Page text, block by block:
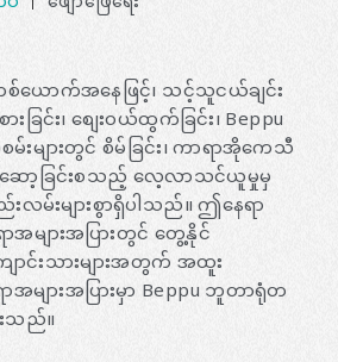
စ်ယောက်အနေဖြင့်၊ သင့်သူငယ်ချင်း
ခြင်း၊ စျေးဝယ်ထွက်ခြင်း၊ Beppu
များတွင် စိမ်ခြင်း၊ ကာရာအိုကေသီ
ဆော့ခြင်းစသည့် လေ့လာသင်ယူမှုမှ
မ်းများစွာရှိပါသည်။ ဤနေရာ
အများအပြားတွင် တွေ့နိုင်
ာင်းသားများအတွက် အထူး
ာအများအပြားမှာ Beppu ဘူတာရုံတ
သည်။